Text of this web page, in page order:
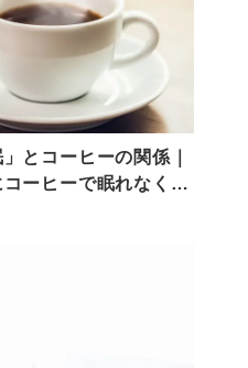
とコーヒーの関係｜
ーヒーで眠れなくな